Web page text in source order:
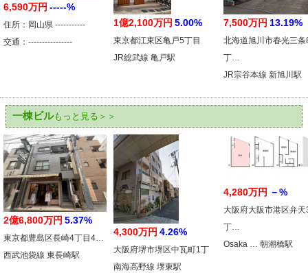
6,590万円 -----%
住所：岡山県 -----------
交通：----------------
1億2,100万円 5.00%
東京都江東区亀戸5丁目
JR総武線 亀戸駅
7,500万円 13.19%
北海道旭川市春光三条
丁…
JR宗谷本線 新旭川駅
一棟ビルもっと見る＞＞
2億6,800万円 5.37%
東京都豊島区長崎4丁目4…
西武池袋線 東長崎駅
4,300万円 4.26%
大阪府堺市堺区中瓦町1丁
南海高野線 堺東駅
4,280万円 －%
大阪府大阪市港区弁天
丁…
Osaka … 朝潮橋駅